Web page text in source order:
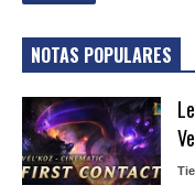
NOTAS POPULARES